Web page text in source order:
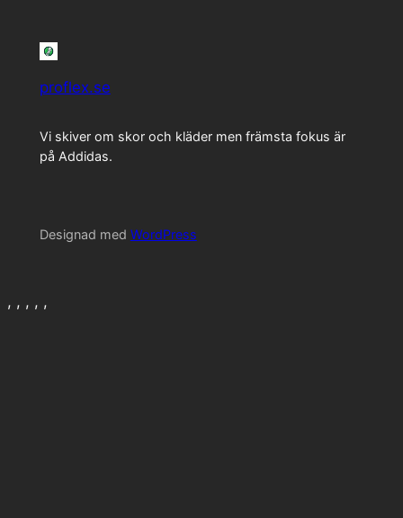
proflex.se
Vi skiver om skor och kläder men främsta fokus är
på Addidas.
Designad med WordPress
, , , , ,